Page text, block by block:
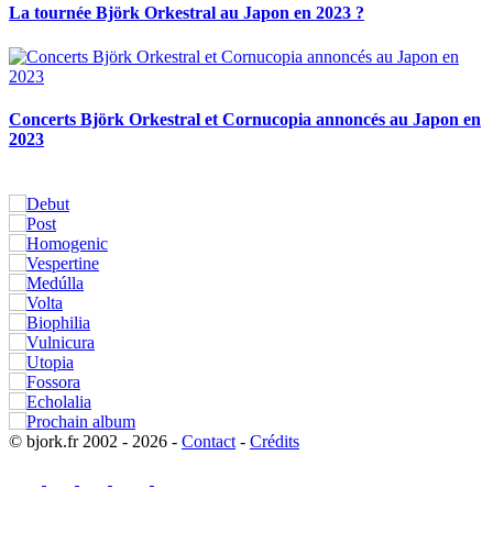
La tournée Björk Orkestral au Japon en 2023 ?
Concerts Björk Orkestral et Cornucopia annoncés au Japon en
2023
© bjork.fr 2002 - 2026 - Contact - Crédits